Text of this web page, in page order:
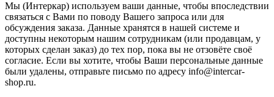
Мы (Интеркар) используем ваши данные, чтобы впоследствии
связаться с Вами по поводу Вашего запроса или для
обсуждения заказа. Данные хранятся в нашей системе и
доступны некоторым нашим сотрудникам (или продавцам, у
которых сделан заказ) до тех пор, пока вы не отзовёте своё
согласие. Если вы хотите, чтобы Ваши персональные данные
были удалены, отправьте письмо по адресу info@intercar-
shop.ru.